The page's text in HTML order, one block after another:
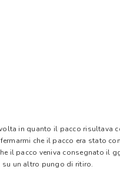
in quanto il pacco risultava
che il pacco era stato
il pacco veniva consegnato il
su un altro pungo di ritiro.